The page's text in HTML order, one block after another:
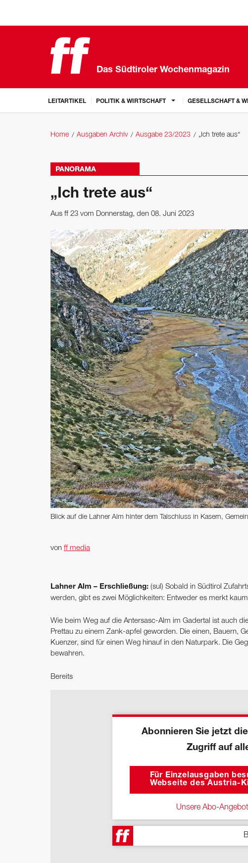
Das Südtiroler Wochenmagazin
LEITARTIKEL POLITIK & WIRTSCHAFT GESELLSCHAFT &
Home Ausgaben Archiv Ausgabe 23/2023 „Ich trete aus“
PANORAMA
„Ich trete aus“
Aus ff 23 vom Donnerstag, den 08. Juni 2023
Blick auf die Lahner Alm hinter dem Talschluss in Kasern,
von ff media
Lahner Alm – Erschließung: (sul) Sobald in Südtirol
werden, gibt es zwei Möglichkeiten: Entweder es merkt
Wie beim Weg auf die Antersasc-Alm im Gadertal ist auch
Prettau zu einem Zank-apfel geworden. Die einen, Bauern,
Kuenzer, sind für einen Weg hinauf in den Naturpark. Die
bewahren.
Bereits
Abonnieren Sie jetzt
Zugriff auf
Für Einzelausgaben
Webseite des Austria-
Unsere Abo-